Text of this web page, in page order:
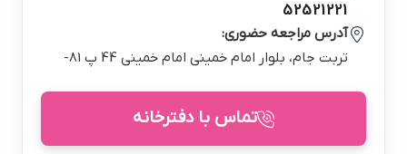
52521221
آدرس مراجعه حضوری:
تربت جام، بلوار امام خمینی امام خمینی 44 پ 81-
تماس با دفترخانه